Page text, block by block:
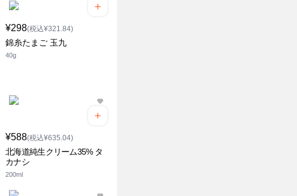
¥298(税込¥321.84)
錦糸たまご 玉九
40g
¥588(税込¥635.04)
北海道純生クリーム35% タ
カナシ
200ml